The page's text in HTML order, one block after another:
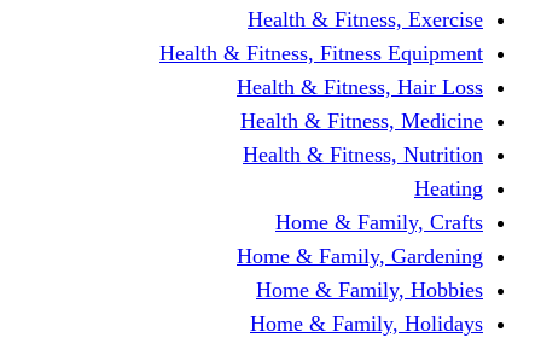
Health &
Health & Fitness,
Health &
Health &
Health &
Home &
Home &
Home &
Home &